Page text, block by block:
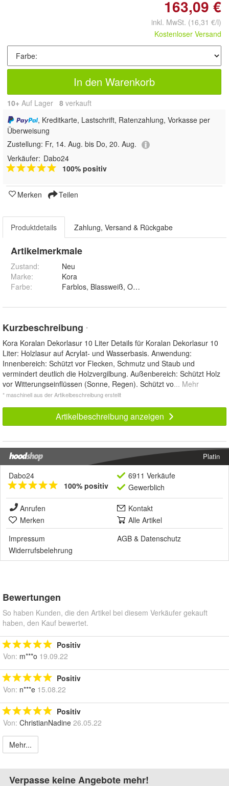
163,09 €
inkl. MwSt. (16,31 €/l)
Kostenloser Versand
In den Warenkorb
10+ Auf Lager 8 verkauft
, Kreditkarte, Lastschrift, Ratenzahlung, Vorkasse per
Überweisung
Zustellung: Fr, 14. Aug. bis Do, 20. Aug.
Verkäufer: Dabo24
100% positiv
Merken Teilen
Produktdetails Zahlung, Versand & Rückgabe
Artikelmerkmale
Zustand:
Neu
Marke:
Kora
Farbe: Farblos, Blassweiß, Opalweiß, Kalkweiß,
Kurzbeschreibung *
Kora Koralan Dekorlasur 10 Liter Details für Koralan Dekorlasur 10
Liter: Holzlasur auf Acrylat- und Wasserbasis. Anwendung:
Innenbereich: Schützt vor Flecken, Schmutz und Staub und
vermindert deutlich die Holzvergilbung. Außenbereich: Schützt Holz
vor Witterungseinflüssen (Sonne, Regen). Schützt vo... Mehr
* maschinell aus der Artikelbeschreibung erstellt
Artikelbeschreibung anzeigen
Platin
Dabo24
100% positiv
6911 Verkäufe
Gewerblich
Anrufen
Kontakt
Merken
Alle Artikel
Impressum
AGB & Datenschutz
Widerrufsbelehrung
Bewertungen
So haben Kunden, die den Artikel bei diesem Verkäufer gekauft
haben, den Kauf bewertet.
Positiv
Von: m***o 19.09.22
Positiv
Von: n***e 15.08.22
Positiv
Von: ChristianNadine 26.05.22
Mehr...
Verpasse keine Angebote mehr!